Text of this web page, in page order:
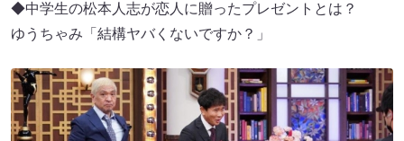
◆中学生の松本人志が恋人に贈ったプレゼントとは？
ゆうちゃみ「結構ヤバくないですか？」